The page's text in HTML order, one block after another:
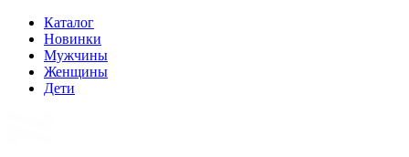
Каталог
Новинки
Мужчины
Женщины
Дети